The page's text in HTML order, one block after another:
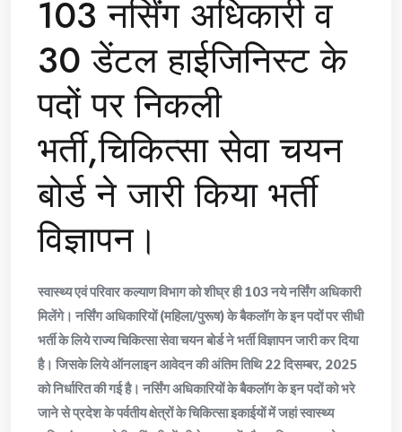
103 नर्सिंग अधिकारी व
30 डेंटल हाईजिनिस्ट के
पदों पर निकली
भर्ती,चिकित्सा सेवा चयन
बोर्ड ने जारी किया भर्ती
विज्ञापन।
स्वास्थ्य एवं परिवार कल्याण विभाग को शीघ्र ही 103 नये नर्सिंग अधिकारी
मिलेंगे। नर्सिंग अधिकारियों (महिला/पुरूष) के बैकलॉग के इन पदों पर सीधी
भर्ती के लिये राज्य चिकित्सा सेवा चयन बोर्ड ने भर्ती विज्ञापन जारी कर दिया
है। जिसके लिये ऑनलाइन आवेदन की अंतिम तिथि 22 दिसम्बर, 2025
को निर्धारित की गई है। नर्सिंग अधिकारियों के बैकलॉग के इन पदों को भरे
जाने से प्रदेश के पर्वतीय क्षेत्रों के चिकित्सा इकाईयों में जहां स्वास्थ्य